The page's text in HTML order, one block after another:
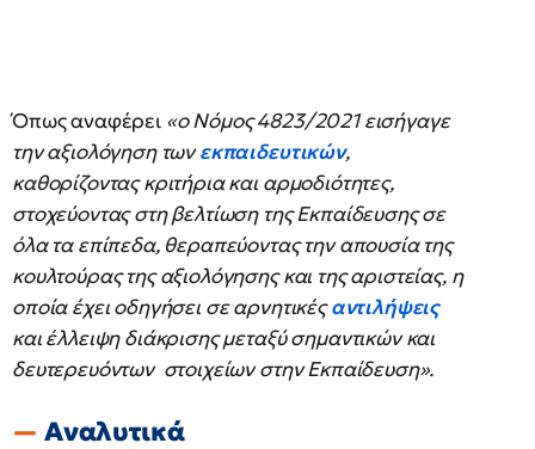
Όπως αναφέρει «ο Νόμος 4823/2021 εισήγαγε
την αξιολόγηση τωνεκπαιδευτικών,
καθορίζοντας κριτήρια και αρμοδιότητες,
στοχεύοντας στη βελτίωση της Εκπαίδευσης σε
όλα τα επίπεδα, θεραπεύοντας την απουσία της
κουλτούρας της αξιολόγησης και της αριστείας, η
οποία έχει οδηγήσει σε αρνητικέςαντιλήψεις
και έλλειψη διάκρισης μεταξύ σημαντικών και
δευτερευόντων στοιχείων στην Εκπαίδευση».
Αναλυτικά